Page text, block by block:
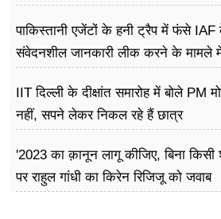
पाकिस्तानी एजेंटों के हनी ट्रैप में फंसे IAF
संवेदनशील जानकारी लीक करने के मामले में
IIT दिल्ली के दीक्षांत समारोह में बोले PM
नहीं, सपने लेकर निकल रहे हैं छात्र
'2023 का क़ानून लागू कीजिए, बिना किसी
पर राहुल गांधी का किरेन रिजिजू को जवाब